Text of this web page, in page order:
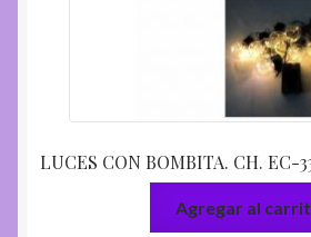
LUCES CON BOMBITA. CH. EC-
Agregar al